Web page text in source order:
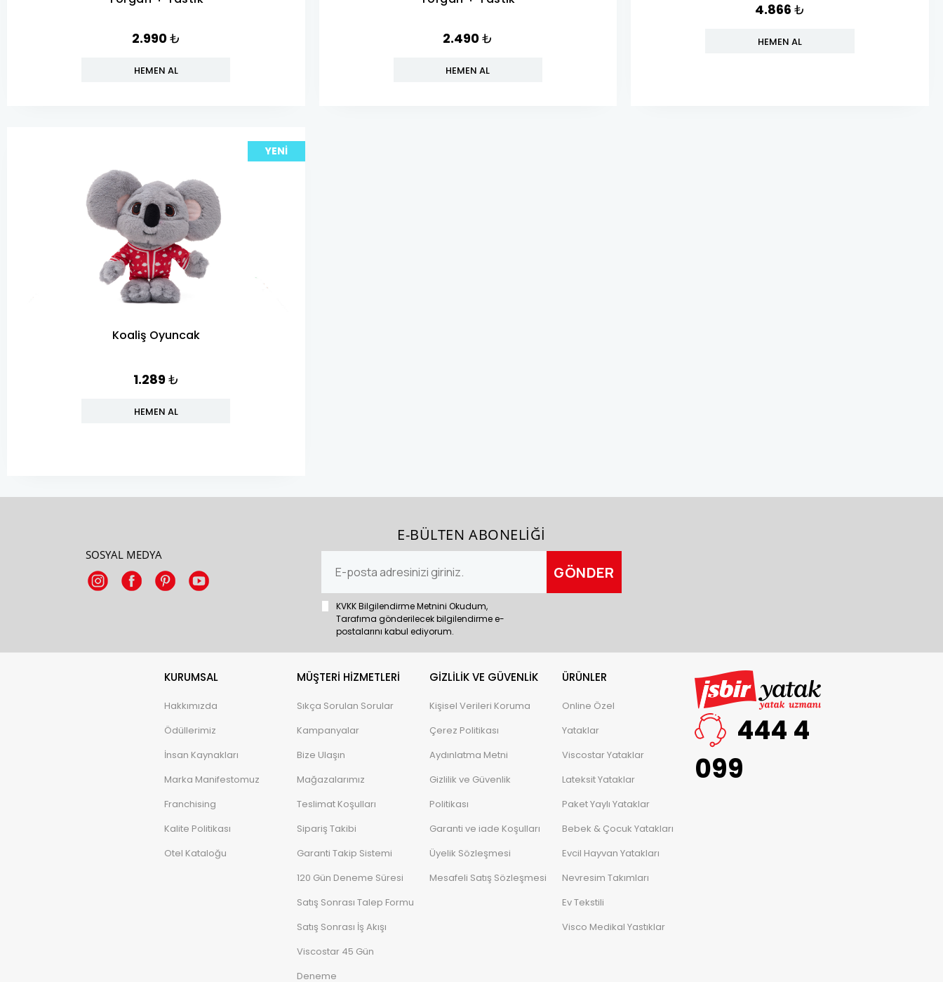
2.990₺
HEMEN AL
2.490₺
HEMEN AL
4.866₺
HEMEN AL
YENI
Koaliş Oyuncak
1.289₺
HEMEN AL
SOSYAL MEDYA
E-BÜLTEN ABONELİĞİ
KVKK Bilgilendirme Metnini Okudum,
Tarafıma gönderilecek bilgilendirme e-
postalarını kabul ediyorum.
KURUMSAL
Hakkımızda
Ödüllerimiz
İnsan Kaynakları
Marka Manifestomuz
Franchising
Kalite Politikası
Otel Kataloğu
MÜŞTERI HIZMETLERI
Sıkça Sorulan Sorular
Kampanyalar
Bize Ulaşın
Mağazalarımız
Teslimat Koşulları
Sipariş Takibi
Garanti Takip Sistemi
120 Gün Deneme Süresi
Satış Sonrası Talep Formu
Satış Sonrası İş Akışı
Viscostar 45 Gün
Deneme
GIZLILIK VE GÜVENLIK
Kişisel Verileri Koruma
Çerez Politikası
Aydınlatma Metni
Gizlilik ve Güvenlik
Politikası
Garanti ve iade Koşulları
Üyelik Sözleşmesi
Mesafeli Satış Sözleşmesi
ÜRÜNLER
Online Özel
Yataklar
Viscostar Yataklar
Lateksit Yataklar
Paket Yaylı Yataklar
Bebek & Çocuk Yatakları
Evcil Hayvan Yatakları
Nevresim Takımları
Ev Tekstili
Visco Medikal Yastıklar
444 4
099